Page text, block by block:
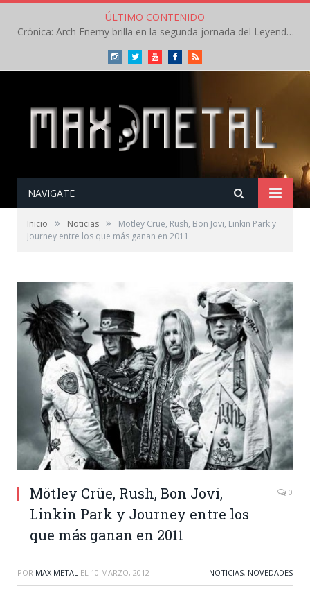
ÚLTIMO CONTENIDO
Crónica: Arch Enemy brilla en la segunda jornada del Leyendas del Rock – Jueves – Agosto 2026
InstagramTwitterYoutubeFacebookRSS
NAVIGATE
Inicio » Noticias »
Mötley Crüe, Rush, Bon Jovi, Linkin Park y
Journey entre los que más ganan en 2011
Mötley Crüe, Rush, Bon Jovi,
Linkin Park y Journey entre los
que más ganan en 2011
0
POR MAX METAL EL 10 MARZO, 2012 NOTICIAS, NOVEDADES